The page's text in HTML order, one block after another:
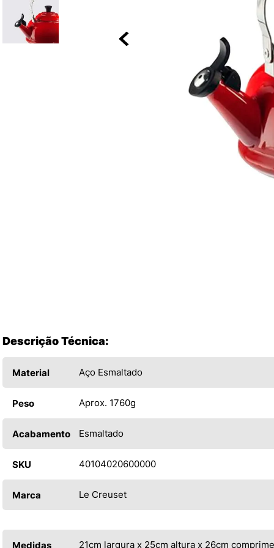
Descrição Técnica:
Material Aço Esmaltado
Peso Aprox. 1760g
Acabamento Esmaltado
SKU 40104020600000
Marca Le Creuset
Medidas 21cm largura x 25cm altura x 26cm